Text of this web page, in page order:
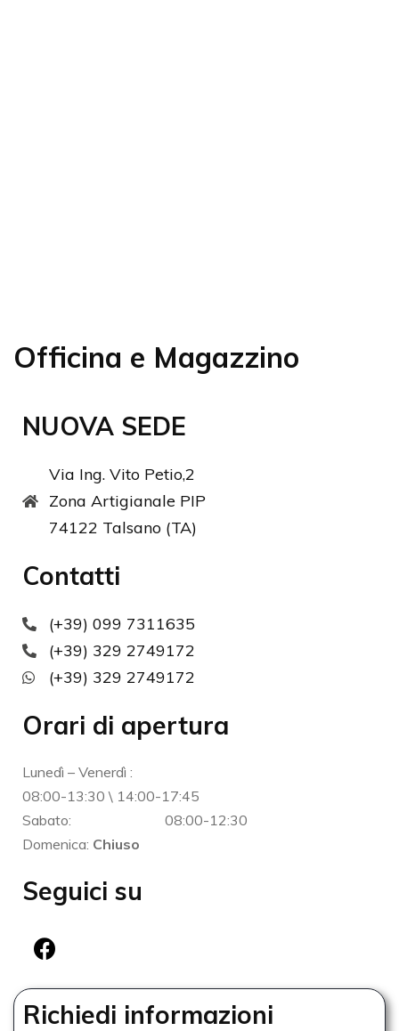
Officina e Magazzino
NUOVA SEDE
Via Ing. Vito Petio,2
Zona Artigianale PIP
74122 Talsano (TA)
Contatti
(+39) 099 7311635
(+39) 329 2749172
(+39) 329 2749172
Orari di apertura
Lunedì – Venerdì :
08:00-13:30 \ 14:00-17:45
Sabato:
08:00-12:30
Domenica: Chiuso
Seguici su
Richiedi informazioni